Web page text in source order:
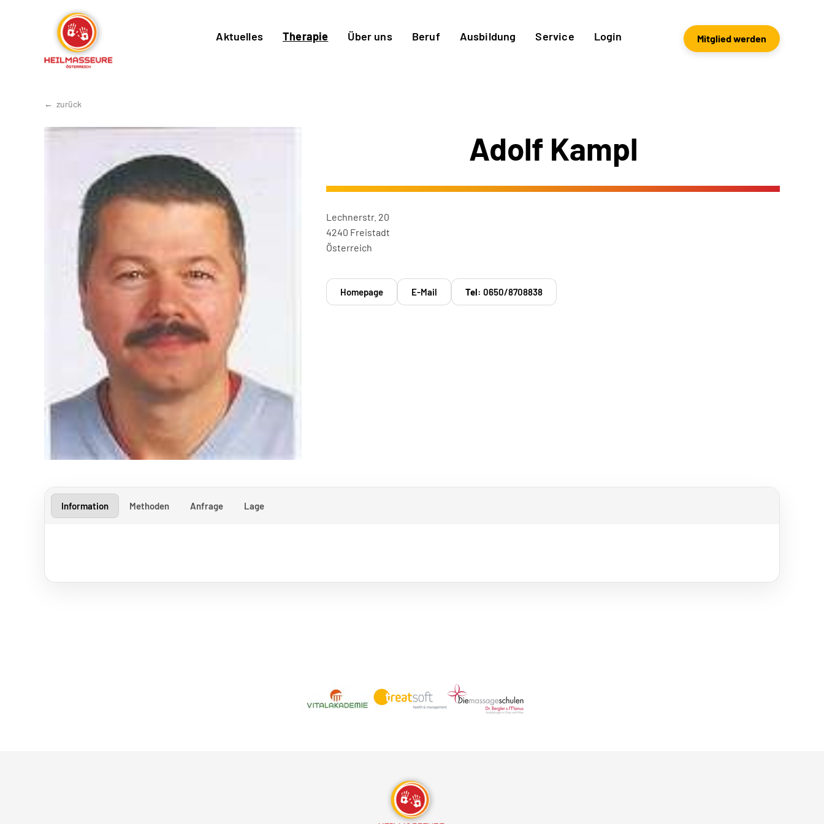
Aktuelles Therapie Über uns Beruf Ausbildung Service Login Mitglied werden
zurück
Adolf Kampl
Lechnerstr. 20
4240 Freistadt
Österreich
Homepage E-Mail Tel: 0650/8708838
Information Methoden Anfrage Lage